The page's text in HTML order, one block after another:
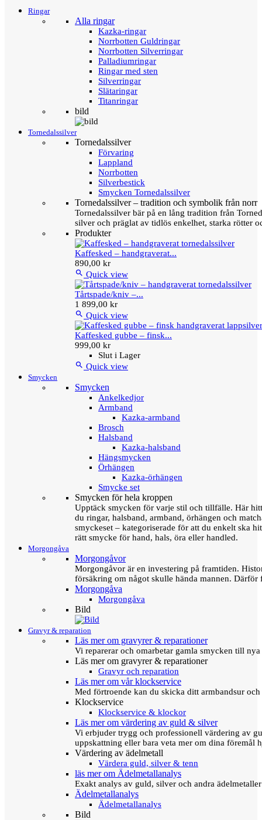
Ringar
Alla ringar
Kazka-ringar
Norrbotten Guldringar
Norrbotten Silverringar
Palladiumringar
Ringar med sten
Silverringar
Slätaringar
Titanringar
bild
Tornedalssilver
Tornedalssilver
Förvaring
Lappland
Norrbotten
Silverbestick
Smycken Tornedalssilver
Tornedalssilver – tradition och symbolik från norr
Tornedalssilver bär på en lång tradition från
silver och präglat av tidlös enkelhet, starka rötter
Produkter
Kaffesked – handgraverat...
890,00 kr
 Quick view
Tårtspade/kniv –...
1 899,00 kr
 Quick view
Kaffesked gubbe – finsk...
999,00 kr
Slut i Lager
 Quick view
Smycken
Smycken
Ankelkedjor
Armband
Kazka-armband
Brosch
Halsband
Kazka-halsband
Hängsmycken
Örhängen
Kazka-örhängen
Smycke set
Smycken för hela kroppen
Upptäck smycken för varje stil och tillfälle. Här
du ringar, halsband, armband, örhängen och
smyckeset – kategoriserade för att du enkelt ska
rätt smycke för hand, hals, öra eller handled.
Morgongåva
Morgongåvor
Morgongåvor är en investering på framtiden.
försäkring om något skulle hända mannen.
Morgongåva
Morgongåva
Bild
Gravyr & reparation
Läs mer om gravyrer & reparationer
Vi reparerar och omarbetar gamla smycken till
Läs mer om gravyrer & reparationer
Gravyr och reparation
Läs mer om vår klockservice
Med förtroende kan du skicka ditt armbandsur
Klockservice
Klockservice & klockor
Läs mer om värdering av guld & silver
Vi erbjuder trygg och professionell värdering av
uppskattning eller bara veta mer om dina föremål
Värdering av ädelmetall
Värdera guld, silver & tenn
läs mer om Ädelmetallanalys
Exakt analys av guld, silver och andra
Ädelmetallanalys
Ädelmetallanalys
Bild